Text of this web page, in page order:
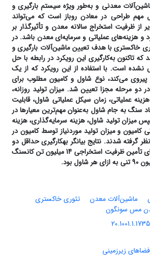
معدنی و به‌طور ویژه سیستم بارگیری و
مهم طراحی در معادن روباز است که می‌تواند
از ظرفیت استخراج سالانه معدن و تأثیرگذار بر
و هزینه‌های عملیاتی و سرمایه‌ای معدن باشد. در
خاکستری با هدف تعیین ماشین‌آلات بارگیری و
که تاکنون به‌کارگیری این رویکرد در رابطه با حل
است. با استفاده از این رویکرد که از یک
می‌کند، نوع شاول و کامیون‌ مطلوب برای
مرحله مجزا تعیین شد. میزان تولید روزانه،
عملیاتی، زمان سیکل عملیاتی شاول، قابلیت
سنگ به جام شاول به‌عنوان مهم‌ترین معیارها در
میزان تولید شاول، هزینه سرمایه‌گذاری، هزینه
کامیون و میزان تولید موردنیاز توسط کامیون در
گرفته شدند. نتایج بیان­گر به­کارگیری حداقل دو
شاول 12 مترمکعبی برای تأمین ظرفیت استخراجی 14 میلیون تن کانسنگ
ماشین‌آلات معدن
تئوری خاکستری
مس سونگون
زیرزمینی